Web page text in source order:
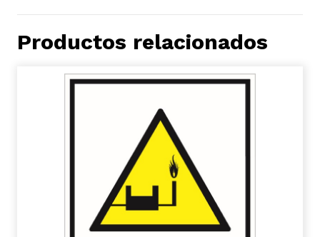
Productos relacionados